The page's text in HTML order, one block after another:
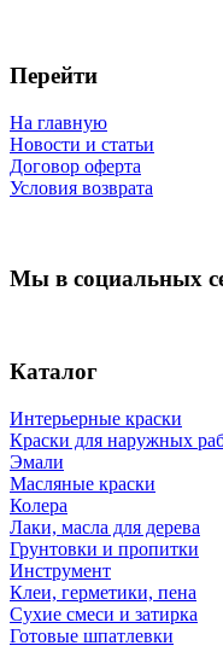
Перейти
На главную
Новости и статьи
Договор оферта
Условия возврата
Мы в социальных
Каталог
Интерьерные краски
Краски для наружных
Эмали
Масляные краски
Колера
Лаки, масла для дерева
Грунтовки и пропитки
Инструмент
Клеи, герметики, пена
Сухие смеси и затирка
Готовые шпатлевки